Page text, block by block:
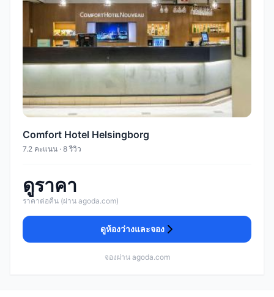
Comfort Hotel Helsingborg
7.2 คะแนน · 8 รีวิว
ดูราคา
ราคาต่อคืน (ผ่าน agoda.com)
ดูห้องว่างและจอง
จองผ่าน agoda.com